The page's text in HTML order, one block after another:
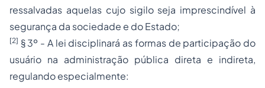
ressalvadas aquelas cujo sigilo seja imprescindível à
segurança da sociedade e do Estado;
[2] § 3º - A lei disciplinará as formas de participação do
usuário na administração pública direta e indireta,
regulando especialmente: